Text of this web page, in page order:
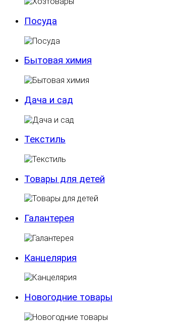
Посуда
Бытовая химия
Дача и сад
Текстиль
Товары для детей
Галантерея
Канцелярия
Новогодние товары